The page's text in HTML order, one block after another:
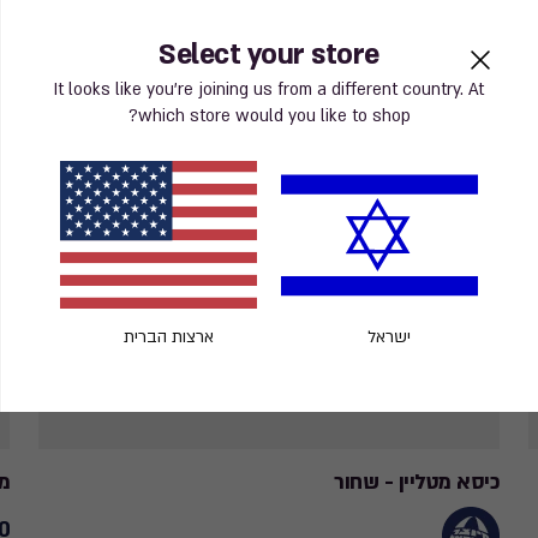
Select your store
It looks like you’re joining us from a different country. At
which store would you like to shop?
ישראל ארצות הברית
כיסא מטליין - שחור